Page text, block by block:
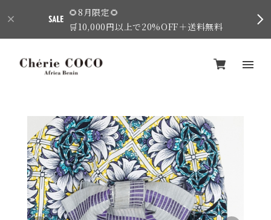
🌻8月限定🌻
🛒10,000円以上で20%OFF＋送料無料